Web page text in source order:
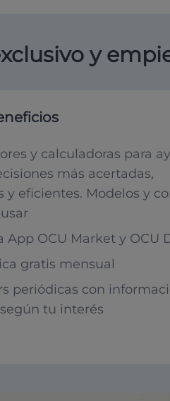
y
y calculadoras para
más acertadas,
y eficientes. Modelos y
App OCU Market y OCU
gratis mensual
periódicas con
tu interés